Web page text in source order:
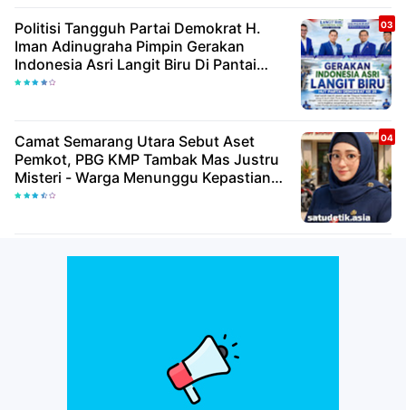
Politisi Tangguh Partai Demokrat H.
Iman Adinugraha Pimpin Gerakan
Indonesia Asri Langit Biru Di Pantai
Citepus
Camat Semarang Utara Sebut Aset
Pemkot, PBG KMP Tambak Mas Justru
Misteri - Warga Menunggu Kepastian
Hukum